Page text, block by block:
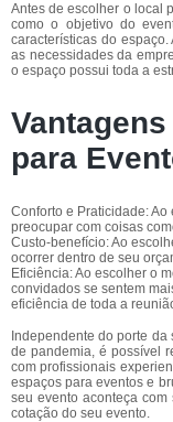
Antes de escolher o local
como o objetivo do
características do
as necessidades da
o espaço possui toda a
para
Conforto e Praticidade:
preocupar com coisas
Custo-benefício: Ao
ocorrer dentro de seu
Eficiência: Ao escolher o
convidados se sentem
eficiência de toda a
Independente do porte
de pandemia, é possível
com profissionais
espaços para eventos e
seu evento aconteça
cotação do seu evento.